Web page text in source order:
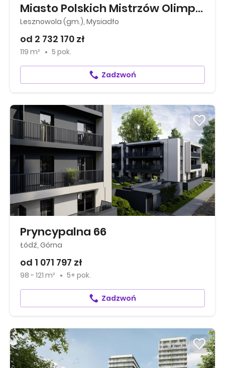
Miasto Polskich Mistrzów Olimpijskich
Lesznowola (gm.), Mysiadło
od 2 732 170 zł
119 m² 5 pok.
Zadzwoń
Pryncypalna 66
Łódź, Górna
od 1 071 797 zł
98 - 121 m² 5+ pok.
Zadzwoń